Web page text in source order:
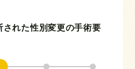
れた性別変更の手術要